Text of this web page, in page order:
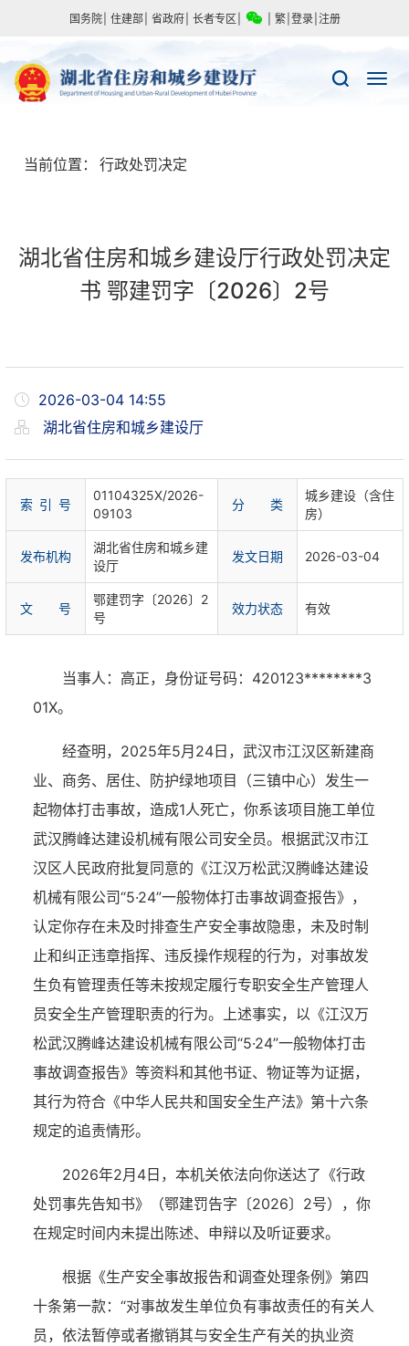
国务院 住建部 省政府 长者专区 繁 登录 注册
当前位置： 行政处罚决定
湖北省住房和城乡建设厅行政处罚决定
书 鄂建罚字〔2026〕2号
2026-03-04 14:55
湖北省住房和城乡建设厅
索 引 号
01104325X/2026-
09103
分 类
城乡建设（含住
房）
发布机构
湖北省住房和城乡建
设厅
发文日期 2026-03-04
文 号
鄂建罚字〔2026〕2
号
效力状态 有效
当事人：高正，身份证号码：420123********3
01X。
经查明，2025年5月24日，武汉市江汉区新建商
业、商务、居住、防护绿地项目（三镇中心）发生一
起物体打击事故，造成1人死亡，你系该项目施工单位
武汉腾峰达建设机械有限公司安全员。根据武汉市江
汉区人民政府批复同意的《江汉万松武汉腾峰达建设
机械有限公司“5·24”一般物体打击事故调查报告》，
认定你存在未及时排查生产安全事故隐患，未及时制
止和纠正违章指挥、违反操作规程的行为，对事故发
生负有管理责任等未按规定履行专职安全生产管理人
员安全生产管理职责的行为。上述事实，以《江汉万
松武汉腾峰达建设机械有限公司“5·24”一般物体打击
事故调查报告》等资料和其他书证、物证等为证据，
其行为符合《中华人民共和国安全生产法》第十六条
规定的追责情形。
2026年2月4日，本机关依法向你送达了《行政
处罚事先告知书》（鄂建罚告字〔2026〕2号），你
在规定时间内未提出陈述、申辩以及听证要求。
根据《生产安全事故报告和调查处理条例》第四
十条第一款：“对事故发生单位负有事故责任的有关人
员，依法暂停或者撤销其与安全生产有关的执业资